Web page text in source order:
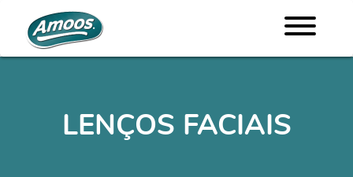
LENÇOS FACIAIS